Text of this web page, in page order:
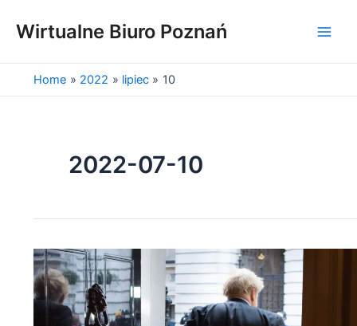
Wirtualne Biuro Poznań
Home 2022 lipiec 10
2022-07-10